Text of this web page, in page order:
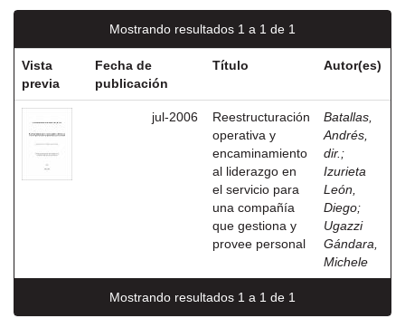
Mostrando resultados 1 a 1 de 1
Vista
previa
Fecha de
publicación
Título Autor(es)
jul-2006
Reestructuración
operativa y
encaminamiento
al liderazgo en
el servicio para
una compañía
que gestiona y
provee personal
Batallas,
Andrés,
dir. ;
Izurieta
León,
Diego;
Ugazzi
Gándara,
Michele
Mostrando resultados 1 a 1 de 1